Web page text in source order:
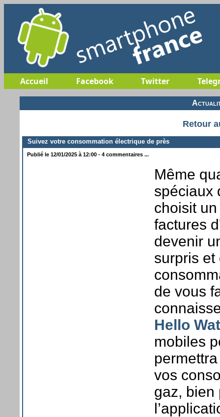
Accueil Facebook Twitter
Retour
Suivez votre consommation électrique de près
Publié le 12/01/2025 à 12:00 - 4 commentaires ...
Même
spéciaux
choisit
factures
devenir
surpris et
de vous
Hello
mobiles
vos
gaz, bien